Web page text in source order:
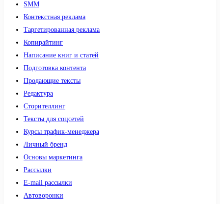
SMM
Контекстная реклама
Таргетированная реклама
Копирайтинг
Написание книг и статей
Подготовка контента
Продающие тексты
Редактура
Сторителлинг
Тексты для соцсетей
Курсы трафик-менеджера
Личный бренд
Основы маркетинга
Рассылки
E-mail рассылки
Автоворонки